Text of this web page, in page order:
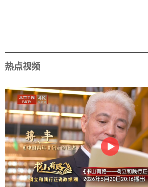
热点视频